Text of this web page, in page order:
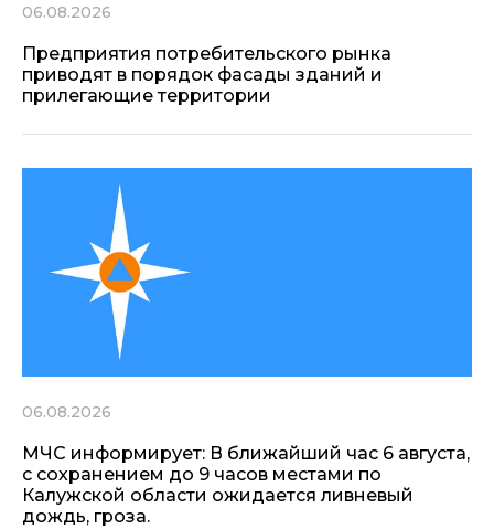
06.08.2026
Предприятия потребительского рынка
приводят в порядок фасады зданий и
прилегающие территории
06.08.2026
МЧС информирует: В ближайший час 6 августа,
с сохранением до 9 часов местами по
Калужской области ожидается ливневый
дождь, гроза.